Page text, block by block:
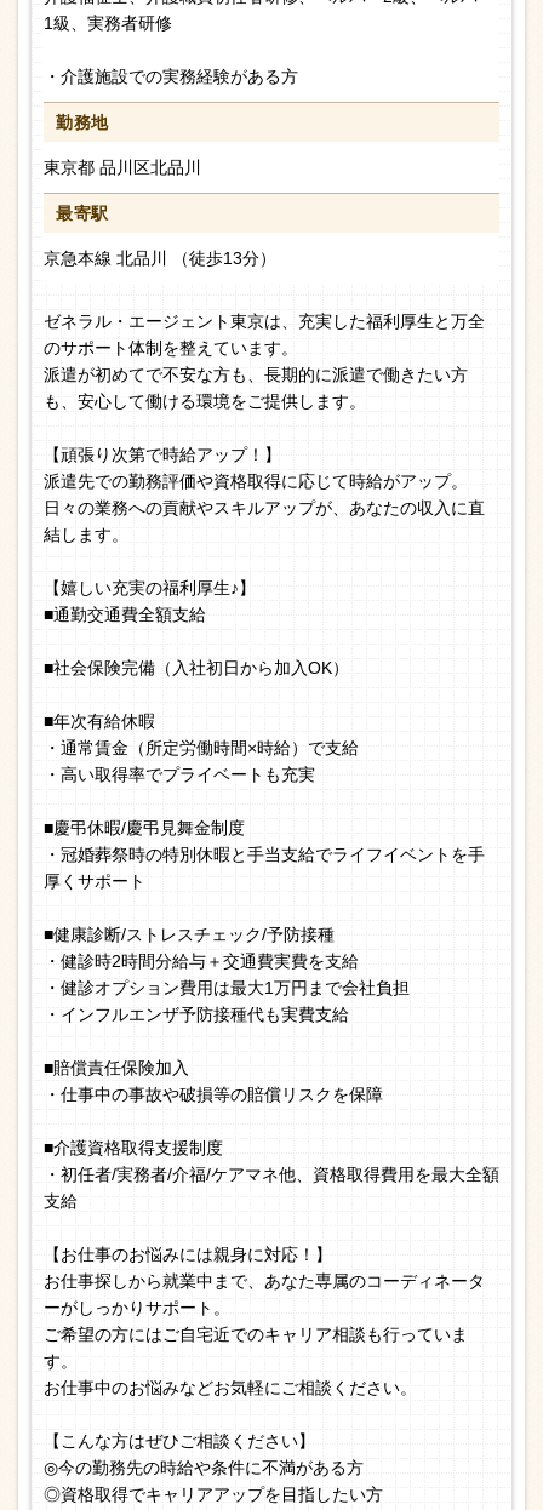
1級、実務者研修
・介護施設での実務経験がある方
勤務地
東京都 品川区北品川
最寄駅
京急本線 北品川 （徒歩13分）
ゼネラル・エージェント東京は、充実した福利厚生と万全
のサポート体制を整えています。
派遣が初めてで不安な方も、長期的に派遣で働きたい方
も、安心して働ける環境をご提供します。
【頑張り次第で時給アップ！】
派遣先での勤務評価や資格取得に応じて時給がアップ。
日々の業務への貢献やスキルアップが、あなたの収入に直
結します。
【嬉しい充実の福利厚生♪】
■通勤交通費全額支給
■社会保険完備（入社初日から加入OK）
■年次有給休暇
・通常賃金（所定労働時間×時給）で支給
・高い取得率でプライベートも充実
■慶弔休暇/慶弔見舞金制度
・冠婚葬祭時の特別休暇と手当支給でライフイベントを手
厚くサポート
■健康診断/ストレスチェック/予防接種
・健診時2時間分給与＋交通費実費を支給
・健診オプション費用は最大1万円まで会社負担
・インフルエンザ予防接種代も実費支給
■賠償責任保険加入
・仕事中の事故や破損等の賠償リスクを保障
■介護資格取得支援制度
・初任者/実務者/介福/ケアマネ他、資格取得費用を最大全額
支給
【お仕事のお悩みには親身に対応！】
お仕事探しから就業中まで、あなた専属のコーディネータ
ーがしっかりサポート。
ご希望の方にはご自宅近でのキャリア相談も行っていま
す。
お仕事中のお悩みなどお気軽にご相談ください。
【こんな方はぜひご相談ください】
◎今の勤務先の時給や条件に不満がある方
◎資格取得でキャリアアップを目指したい方